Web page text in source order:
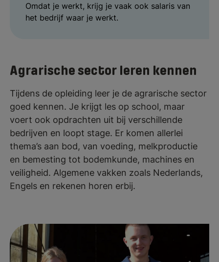
Omdat je werkt, krijg je vaak ook salaris van
het bedrijf waar je werkt.
Agrarische sector leren kennen
Tijdens de opleiding leer je de agrarische sector
goed kennen. Je krijgt les op school, maar
voert ook opdrachten uit bij verschillende
bedrijven en loopt stage. Er komen allerlei
thema’s aan bod, van voeding, melkproductie
en bemesting tot bodemkunde, machines en
veiligheid. Algemene vakken zoals Nederlands,
Engels en rekenen horen erbij.